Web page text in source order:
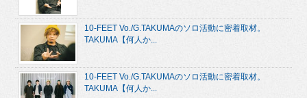
10-FEET Vo./G.TAKUMAのソロ活動に密着取材。
TAKUMA【何人か...
10-FEET Vo./G.TAKUMAのソロ活動に密着取材。
TAKUMA【何人か...